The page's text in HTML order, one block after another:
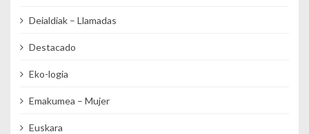
Deialdiak – Llamadas
Destacado
Eko-logia
Emakumea – Mujer
Euskara